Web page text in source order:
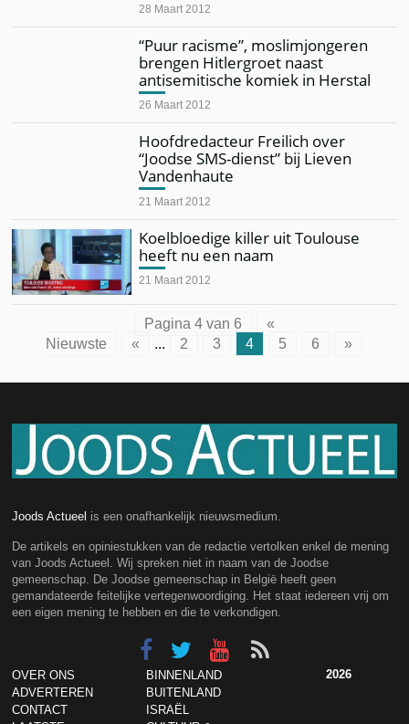
28 Maart 2012
“Puur racisme”, moslimjongeren
brengen Hitlergroet naast
antisemitische komiek in Herstal
26 Maart 2012
Hoofdredacteur Freilich over
“Joodse SMS-dienst” bij Lieven
Vandenhaute
21 Maart 2012
Koelbloedige killer uit Toulouse
heeft nu een naam
21 Maart 2012
Pagina 4 van 6
«
Nieuwste
« ... 2 3 4 5 6 »
Joods Actueel is een onafhankelijk nieuwsmedium.
De artikels en opiniestukken van de redactie vertolken enkel de mening
van Joods Actueel. Wij spreken niet in naam van de Joodse
gemeenschap. De Joodse gemeenschap in België heeft geen
gemandateerde feitelijke vertegenwoordiging. Het staat iedereen vrij om
een eigen mening te hebben en die te verkondigen.
OVER ONS
ADVERTEREN
CONTACT
BINNENLAND
BUITENLAND
ISRAËL
2026